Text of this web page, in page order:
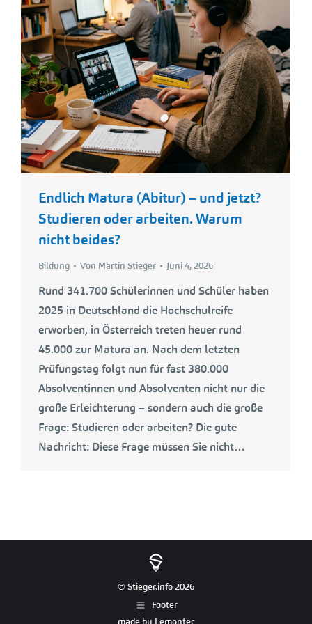
Endlich Matura (Abitur) – und jetzt?
Studieren oder arbeiten. Warum
nicht beides?
Bildung Von Martin Stieger Juni 4, 2026
Rund 341.700 Schülerinnen und Schüler haben
2025 in Deutschland die Hochschulreife
erworben, in Österreich treten heuer rund
45.000 zur Matura an. Nach dem letzten
Prüfungstag folgt nun für fast 380.000
Absolventinnen und Absolventen nicht nur die
große Erleichterung – sondern auch die große
Frage: Studieren oder arbeiten? Die gute
Nachricht: Diese Frage müssen Sie nicht…
© Stieger.info 2026
Footer
made by Lemontec